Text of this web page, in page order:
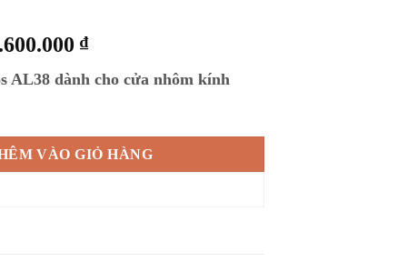
₫Giá
tại
4.600.000 ₫.
AL38 dành cho cửa nhôm kính
VÀO GIỎ HÀNG